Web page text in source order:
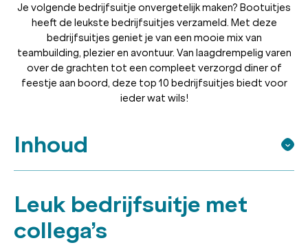
Je volgende bedrijfsuitje onvergetelijk maken? Bootuitjes
heeft de leukste bedrijfsuitjes verzameld. Met deze
bedrijfsuitjes geniet je van een mooie mix van
teambuilding, plezier en avontuur. Van laagdrempelig varen
over de grachten tot een compleet verzorgd diner of
feestje aan boord, deze top 10 bedrijfsuitjes biedt voor
ieder wat wils!
Inhoud
Leuk bedrijfsuitje met
collega’s